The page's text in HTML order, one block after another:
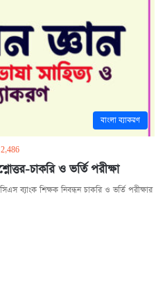
বাংলা ব্যাকরণ
2,486
চাকরি ও ভর্তি পরীক্ষা
ব্যাংক শিক্ষক নিবন্ধন চাকরি ও ভর্তি পরীক্ষার